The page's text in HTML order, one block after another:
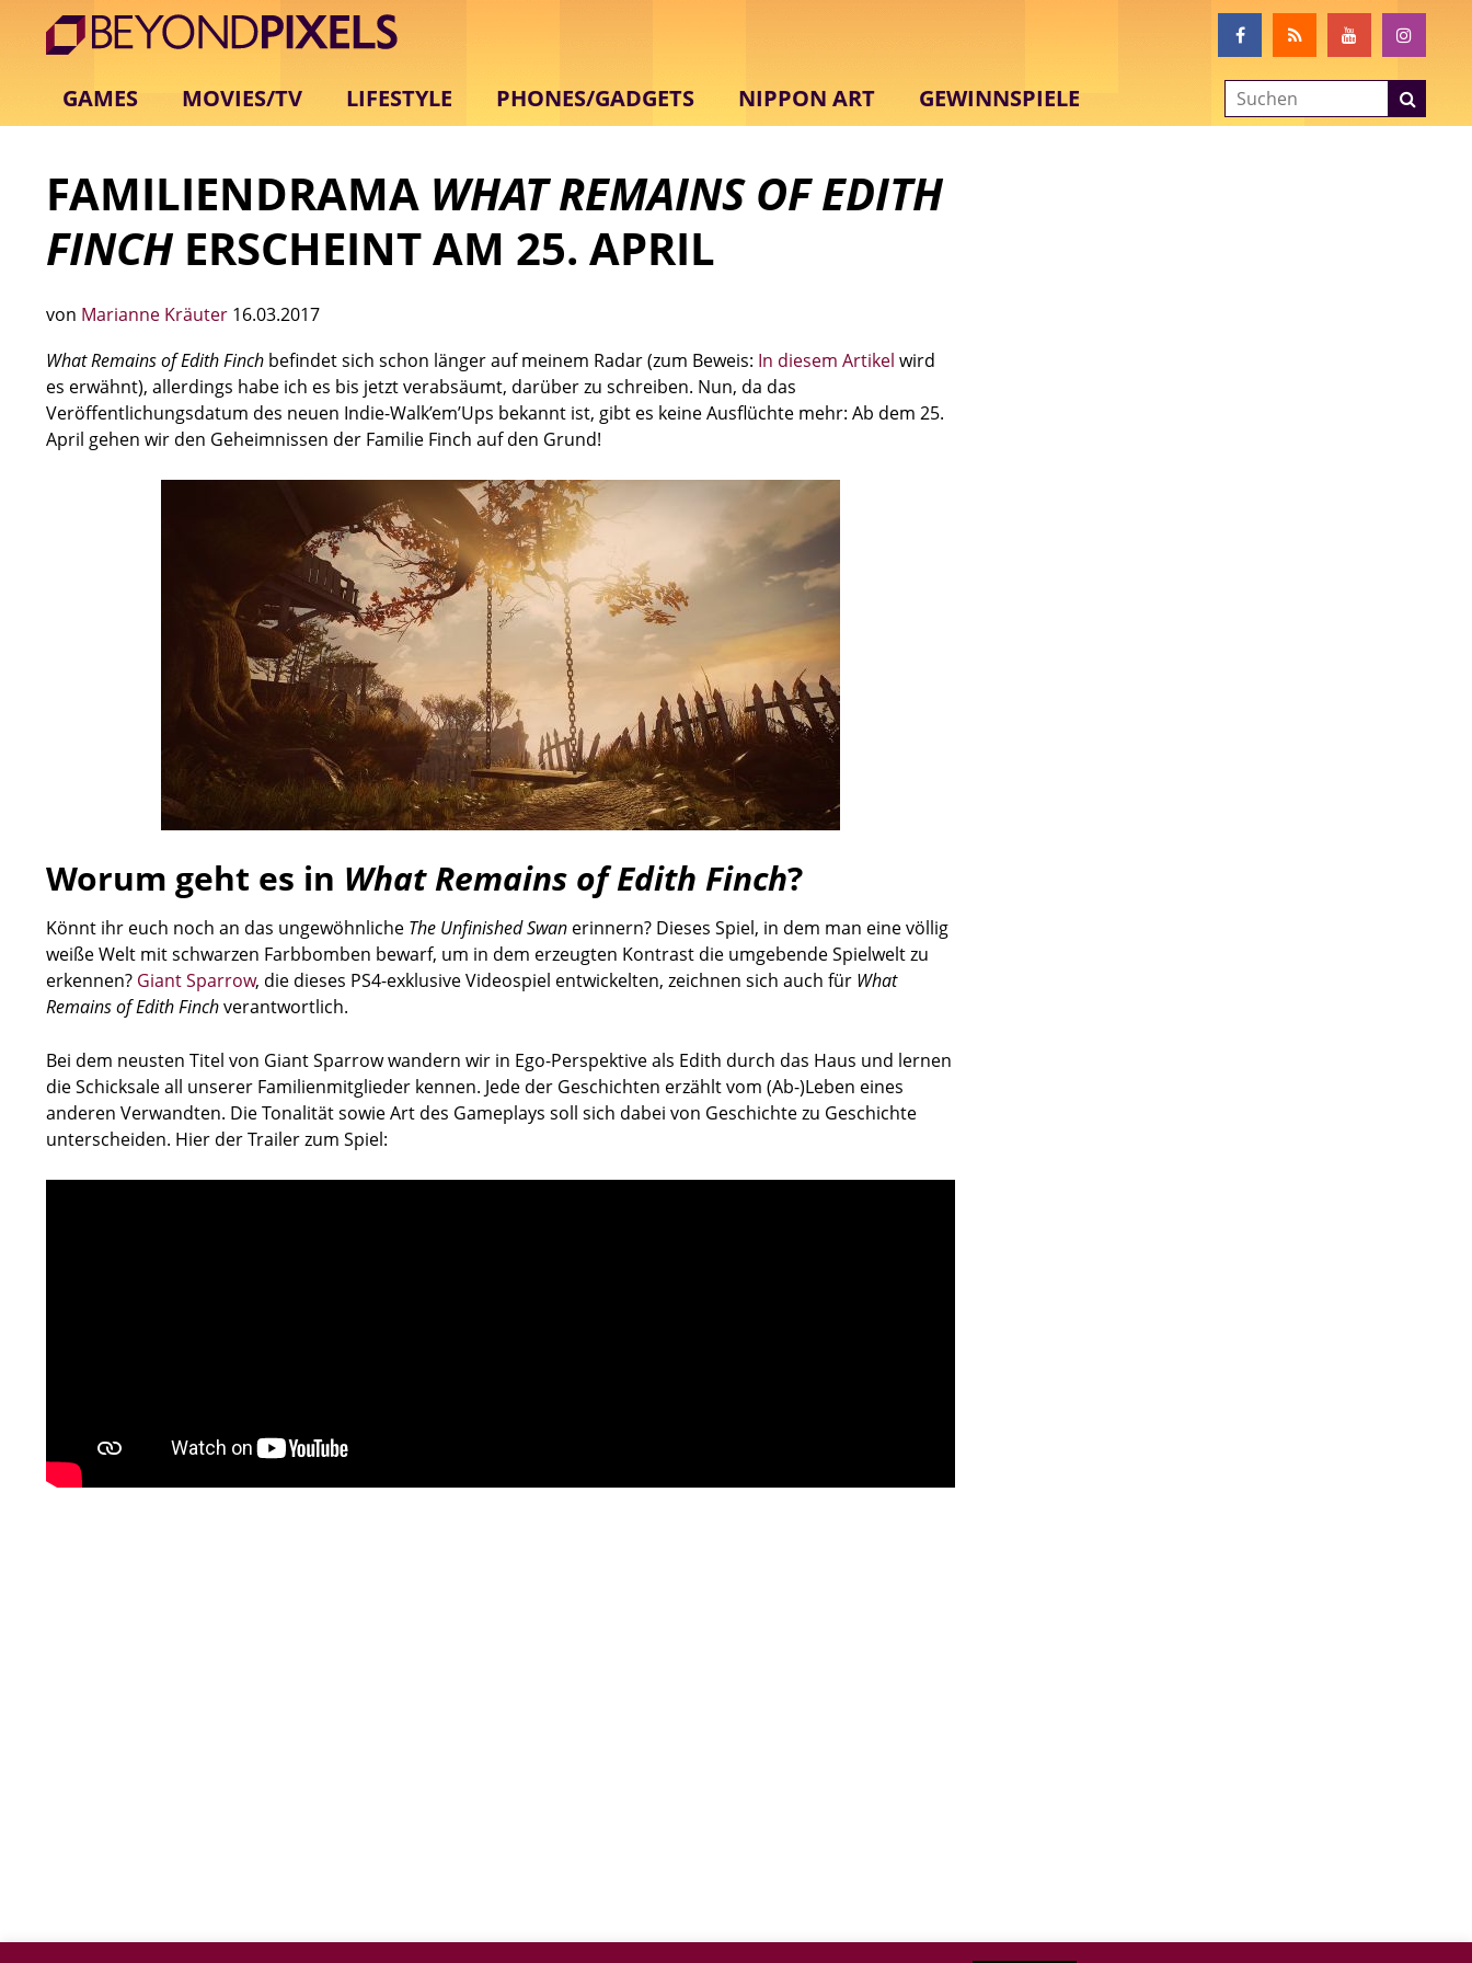
GAMES MOVIES/TV LIFESTYLE PHONES/GADGETS NIPPON ART GEWINNSPIELE
FAMILIENDRAMA WHAT REMAINS OF EDITH
FINCHERSCHEINT AM 25. APRIL
von Marianne Kräuter 16.03.2017
What Remains of Edith Finch befindet sich schon länger auf meinem Radar (zum Beweis: In diesem Artikel wird
es erwähnt), allerdings habe ich es bis jetzt verabsäumt, darüber zu schreiben. Nun, da das
Veröffentlichungsdatum des neuen Indie-Walk’em’Ups bekannt ist, gibt es keine Ausflüchte mehr: Ab dem 25.
April gehen wir den Geheimnissen der Familie Finch auf den Grund!
Worum geht es in What Remains of Edith Finch?
Könnt ihr euch noch an das ungewöhnliche The Unfinished Swan erinnern? Dieses Spiel, in dem man eine völlig
weiße Welt mit schwarzen Farbbomben bewarf, um in dem erzeugten Kontrast die umgebende Spielwelt zu
erkennen? Giant Sparrow, die dieses PS4-exklusive Videospiel entwickelten, zeichnen sich auch für What
Remains of Edith Finchverantwortlich.
Bei dem neusten Titel von Giant Sparrow wandern wir in Ego-Perspektive als Edith durch das Haus und lernen
die Schicksale all unserer Familienmitglieder kennen. Jede der Geschichten erzählt vom (Ab-)Leben eines
anderen Verwandten. Die Tonalität sowie Art des Gameplays soll sich dabei von Geschichte zu Geschichte
unterscheiden. Hier der Trailer zum Spiel: